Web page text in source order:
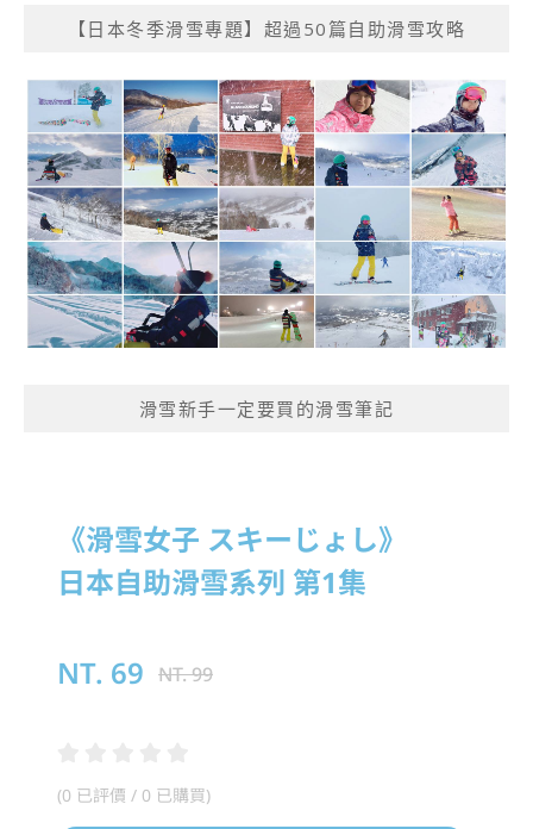
【日本冬季滑雪專題】超過50篇自助滑雪攻略
滑雪新手一定要買的滑雪筆記